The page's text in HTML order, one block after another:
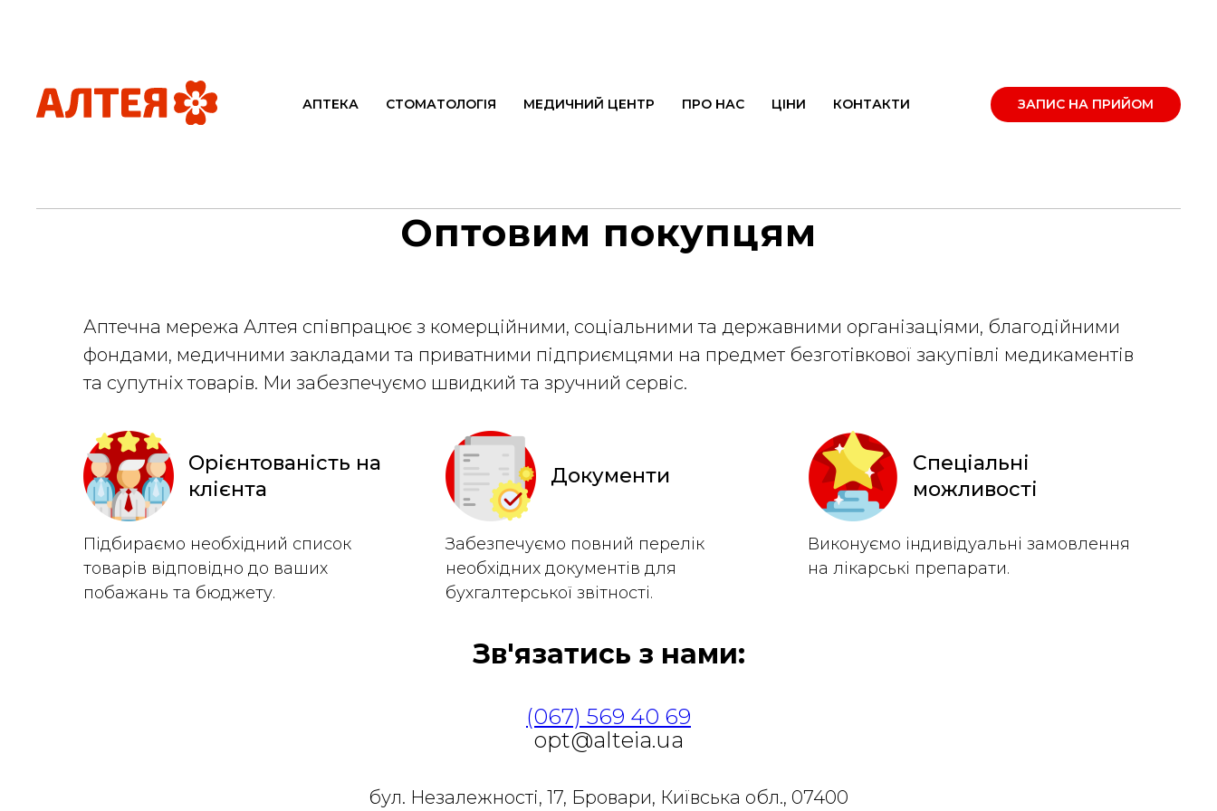
АПТЕКА СТОМАТОЛОГІЯ МЕДИЧНИЙ ЦЕНТР ПРО НАС ЦІНИ КОНТАКТИ ЗАПИС НА ПРИЙОМ
Оптовим покупцям
Аптечна мережа Алтея співпрацює з комерційними, соціальними та державними організаціями, благодійними
фондами, медичними закладами та приватними підприємцями на предмет безготівкової закупівлі медикаментів
та супутніх товарів. Ми забезпечуємо швидкий та зручний сервіс.
Орієнтованість на
клієнта
Підбираємо необхідний список
товарів відповідно до ваших
побажань та бюджету.
Документи
Забезпечуємо повний перелік
необхідних документів для
бухгалтерської звітності.
Спеціальні
можливості
Виконуємо індивідуальні замовлення
на лікарські препарати.
Зв'язатись з нами:
(067) 569 40 69
opt@alteia.ua
бул. Незалежності, 17, Бровари, Київська обл., 07400